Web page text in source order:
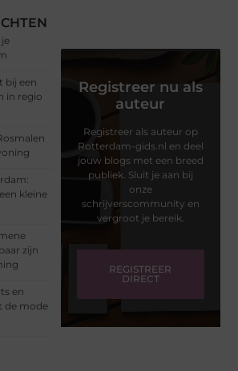
bij een
in regio
kleine
zijn
en
de mode
Registreer nu als
auteur
Registreer als auteur op
Rotterdam-gids.nl en deel
jouw blogs met een breed
publiek. Sluit je aan bij
onze
schrijverscommunity en
vergroot je bereik.
REGISTREER
DIRECT